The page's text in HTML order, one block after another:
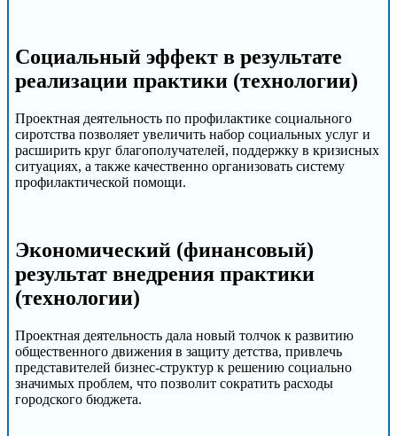
Социальный эффект в результате
реализации практики (технологии)
Проектная деятельность по профилактике социального
сиротства позволяет увеличить набор социальных услуг и
расширить круг благополучателей, поддержку в кризисных
ситуациях, а также качественно организовать систему
профилактической помощи.
Экономический (финансовый)
результат внедрения практики
(технологии)
Проектная деятельность дала новый толчок к развитию
общественного движения в защиту детства, привлечь
представителей бизнес-структур к решению социально
значимых проблем, что позволит сократить расходы
городского бюджета.